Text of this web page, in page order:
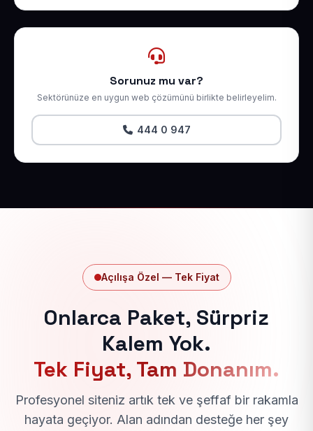
Sorunuz mu var?
Sektörünüze en uygun web çözümünü birlikte belirleyelim.
444 0 947
Açılışa Özel — Tek Fiyat
Onlarca Paket, Sürpriz
Kalem Yok.
Tek Fiyat, Tam Donanım.
Profesyonel siteniz artık tek ve şeffaf bir rakamla
hayata geçiyor. Alan adından desteğe her şey